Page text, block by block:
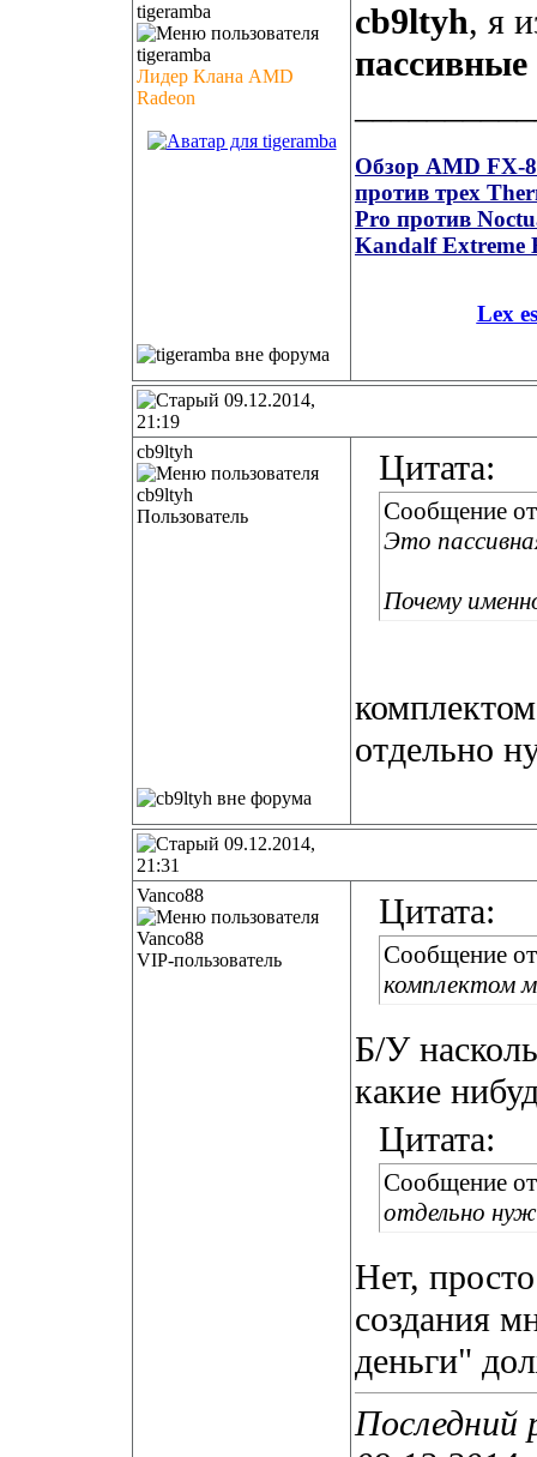
tigeramba
Лидер Клана AMD
Radeon
cb9ltyh, я
Обзор AMD FX-
против трех
Pro против
Kandalf Extreme
Lex
09.12.2014,
21:19
cb9ltyh
Пользователь
Цитата:
Сообщение
Это
Почему
отдельно
09.12.2014,
21:31
Vanco88
VIP-пользователь
Цитата:
Сообщение
комплектом
Б/У
какие
Цитата:
Сообщение
отдельно
Нет,
создания
деньги"
Последний